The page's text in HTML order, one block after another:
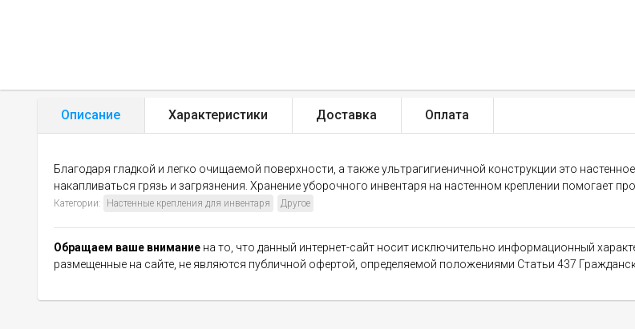
Описание Характеристики Доставка Оплата
Благодаря гладкой и легко очищаемой поверхности, а также ультрагигиеничной конструкции это
накапливаться грязь и загрязнения. Хранение уборочного инвентаря на настенном креплении помогает
Категории: Настенные крепления для инвентаря Другое
Обращаем ваше внимание на то, что данный интернет-сайт носит исключительно информационный
размещенные на сайте, не являются публичной офертой, определяемой положениями Статьи 437